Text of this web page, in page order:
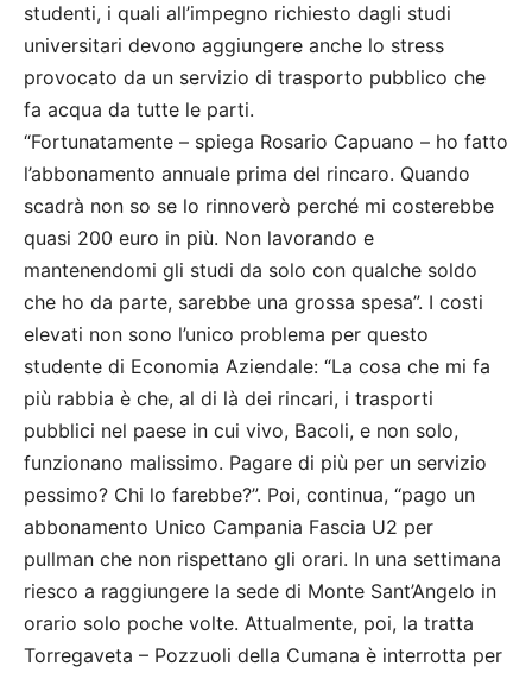
studenti, i quali all’impegno richiesto dagli studi
universitari devono aggiungere anche lo stress
provocato da un servizio di trasporto pubblico che
fa acqua da tutte le parti.
“Fortunatamente – spiega Rosario Capuano – ho fatto
l’abbonamento annuale prima del rincaro. Quando
scadrà non so se lo rinnoverò perché mi costerebbe
quasi 200 euro in più. Non lavorando e
mantenendomi gli studi da solo con qualche soldo
che ho da parte, sarebbe una grossa spesa”. I costi
elevati non sono l’unico problema per questo
studente di Economia Aziendale: “La cosa che mi fa
più rabbia è che, al di là dei rincari, i trasporti
pubblici nel paese in cui vivo, Bacoli, e non solo,
funzionano malissimo. Pagare di più per un servizio
pessimo? Chi lo farebbe?”. Poi, continua, “pago un
abbonamento Unico Campania Fascia U2 per
pullman che non rispettano gli orari. In una settimana
riesco a raggiungere la sede di Monte Sant’Angelo in
orario solo poche volte. Attualmente, poi, la tratta
Torregaveta – Pozzuoli della Cumana è interrotta per